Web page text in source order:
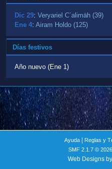
Dic 29: Veryariel C´alimäh (39)
Ene 4: Airam Holdo (125)
Días festivos
Año nuevo (Ene 1)
Ayuda| Reglas y
SMF 2.1.7 © 2026
Web Designs